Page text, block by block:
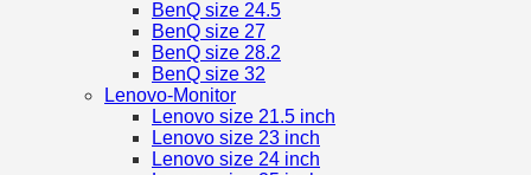
BenQ size 24.5
BenQ size 27
BenQ size 28.2
BenQ size 32
Lenovo-Monitor
Lenovo size 21.5 inch
Lenovo size 23 inch
Lenovo size 24 inch